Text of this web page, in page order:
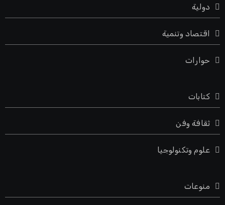
دولية
اقتصاد وتنمية
حوارات
كتابات
ثقافة وفن
علوم وتكنولوجيا
منوعات